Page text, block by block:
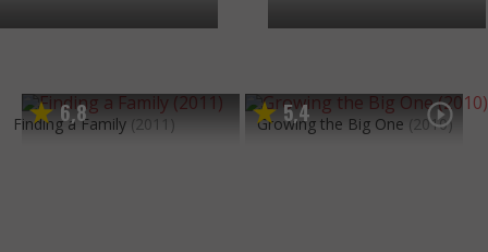
6,8
Finding a Family (2011) 5,4
Growing the Big One (2010)